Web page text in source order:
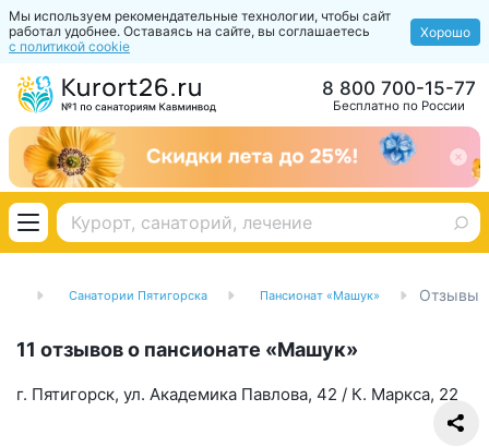
Мы используем рекомендательные технологии, чтобы сайт
работал удобнее. Оставаясь на сайте, вы соглашаетесь
с политикой cookie
Хорошо
Бесплатно по России
8 800 700-15-77
Санатории Пятигорска Пансионат «Машук» Отзывы
11 отзывов о пансионате «Машук»
г. Пятигорск, ул. Академика Павлова, 42 / К. Маркса, 22